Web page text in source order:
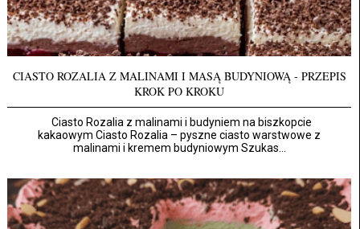
CIASTO ROZALIA Z MALINAMI I MASĄ BUDYNIOWĄ - PRZEPIS
KROK PO KROKU
Ciasto Rozalia z malinami i budyniem na biszkopcie
kakaowym Ciasto Rozalia – pyszne ciasto warstwowe z
malinami i kremem budyniowym Szukas...